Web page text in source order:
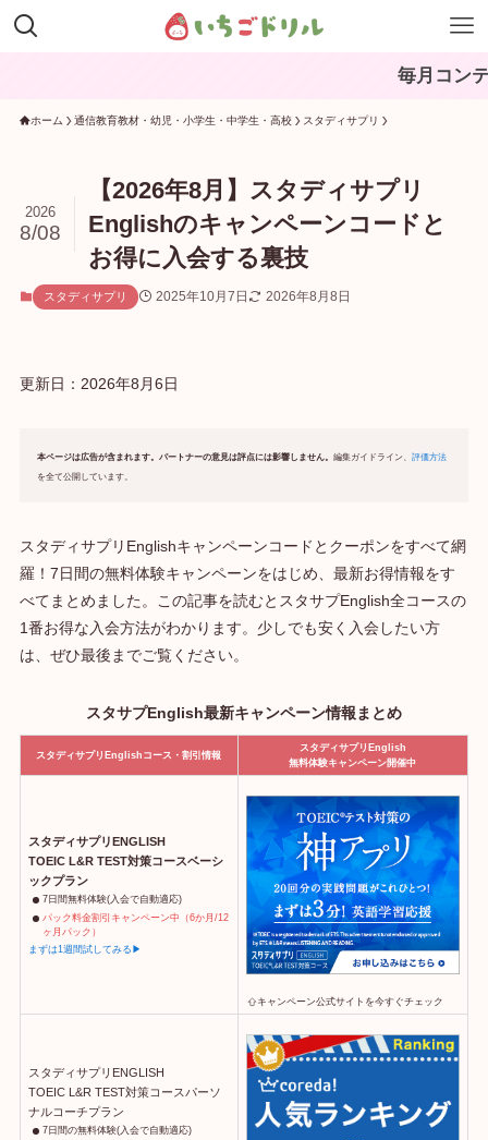
毎月コンテンツを更新
ホーム 通信教育教材・幼児・小学生・中学生・高校 スタディサプリ
【2026年8月】スタディサプリ
Englishのキャンペーンコードと
お得に入会する裏技
2026
8/08
スタディサプリ 2025年10月7日 2026年8月8日
更新日： 2026年8月6日
本ページは広告が含まれます。パートナーの意見は評点には影響しません。 編集ガイドライン、 評価方法
を全て公開しています。
スタディサプリEnglishキャンペーンコードとクーポンをすべて網
羅！7日間の無料体験キャンペーンをはじめ、最新お得情報をす
べてまとめました。この記事を読むとスタサプEnglish全コースの
1番お得な入会方法がわかります。少しでも安く入会したい方
は、ぜひ最後までご覧ください。
スタサプEnglish最新キャンペーン情報まとめ
スタディサプリEnglishコース・割引情報
スタディサプリEnglish
無料体験キャンペーン開催中
スタディサプリENGLISH
TOEIC L&R TEST対策コースベーシ
ックプラン
7日間無料体験(入会で自動適応)
パック料金割引キャンペーン中（6か月/12
ヶ月パック）
まずは1週間試してみる▶
キャンペーン公式サイトを今すぐチェック
スタディサプリENGLISH
TOEIC L&R TEST対策コースパーソ
ナルコーチプラン
7日間の無料体験(入会で自動適応)